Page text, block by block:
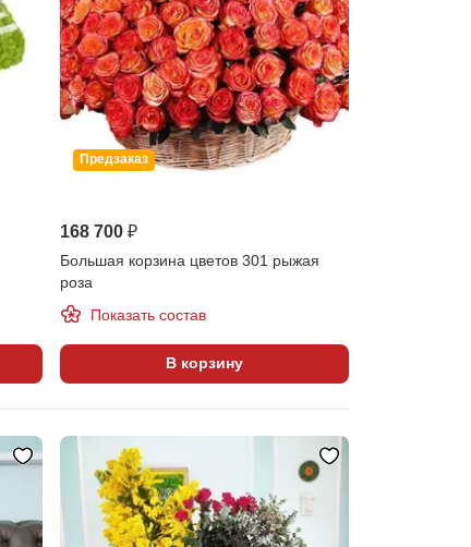
Предзаказ
168 700 ₽
Большая корзина цветов 301 рыжая
роза
Показать состав
В корзину